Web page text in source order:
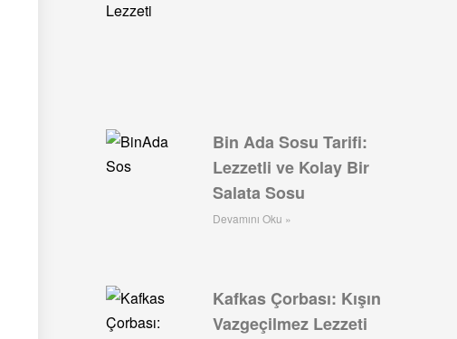
Bin Ada Sosu Tarifi:
Lezzetli ve Kolay Bir
Salata Sosu
Devamını Oku »
Kafkas Çorbası: Kışın
Vazgeçilmez Lezzeti